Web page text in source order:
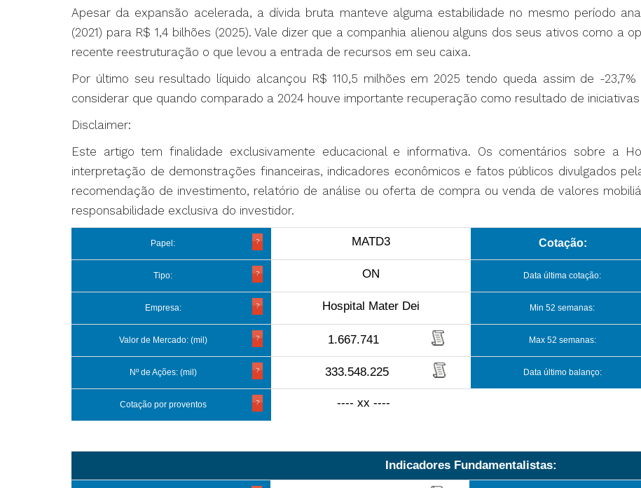
Apesar da expansão acelerada, a dívida bruta manteve alguma estabilidade no mesmo período
(2021) para R$ 1,4 bilhões (2025). Vale dizer que a companhia alienou alguns dos seus ativos como a
recente reestruturação o que levou a entrada de recursos em seu caixa.
Por último seu resultado líquido alcançou R$ 110,5 milhões em 2025 tendo queda assim de -
considerar que quando comparado a 2024 houve importante recuperação como resultado de
Disclaimer:
Este artigo tem finalidade exclusivamente educacional e informativa. Os comentários sobre a
interpretação de demonstrações financeiras, indicadores econômicos e fatos públicos divulgados
recomendação de investimento, relatório de análise ou oferta de compra ou venda de valores
responsabilidade exclusiva do investidor.
Papel: MATD3 Cotação:
Tipo: ON Data última cotação:
Empresa: Hospital Mater Dei Min 52 semanas:
Valor de Mercado: (mil) 1.667.741 Max 52 semanas:
Nº de Ações: (mil) 333.548.225 Data último balanço:
Cotação por proventos ---- xx ----
Indicadores Fundamentalistas: